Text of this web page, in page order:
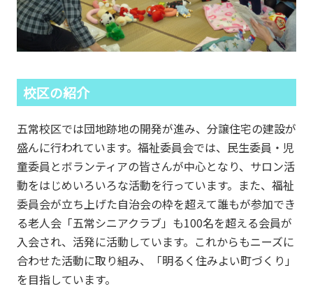
校区の紹介
五常校区では団地跡地の開発が進み、分譲住宅の建設が
盛んに行われています。福祉委員会では、民生委員・児
童委員とボランティアの皆さんが中心となり、サロン活
動をはじめいろいろな活動を行っています。また、福祉
委員会が立ち上げた自治会の枠を超えて誰もが参加でき
る老人会「五常シニアクラブ」も100名を超える会員が
入会され、活発に活動しています。これからもニーズに
合わせた活動に取り組み、「明るく住みよい町づくり」
を目指しています。